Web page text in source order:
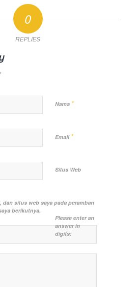
0
REPLIES
Nama *
Email *
Situs Web
dan situs web saya pada peramban
berikutnya.
Please enter an
answer in
digits: